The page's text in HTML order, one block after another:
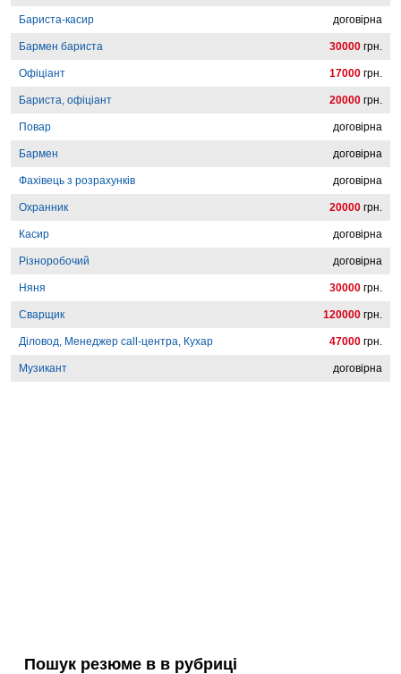
Бариста-касир договірна
Бармен бариста 30000 грн.
Офіціант 17000 грн.
Бариста, офіціант 20000 грн.
Повар договірна
Бармен договірна
Фахівець з розрахунків договірна
Охранник 20000 грн.
Касир договірна
Різноробочий договірна
Няня 30000 грн.
Сварщик 120000 грн.
Діловод, Менеджер сall-центра, Кухар 47000 грн.
Музикант договірна
Пошук резюме в в рубриці